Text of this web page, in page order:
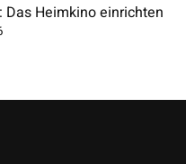
Das Heimkino einrichten